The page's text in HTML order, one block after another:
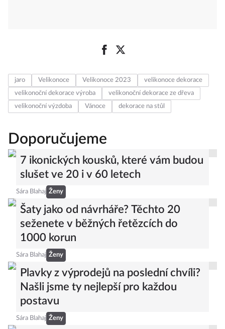
jaro Velikonoce Velikonoce 2023
velikonoce dekorace
velikonoční dekorace výroba
velikonoční dekorace ze dřeva
velikonoční výzdoba
Vánoce dekorace na stůl
Doporučujeme
7 ikonických kousků, které vám budou
slušet ve 20 i v 60 letech
Sára Blahaj Ženy
Šaty jako od návrháře? Těchto 20
seženete v běžných řetězcích do
1000 korun
Sára Blahaj Ženy
Plavky z výprodejů na poslední chvíli?
Našli jsme ty nejlepší pro každou
postavu
Sára Blahaj Ženy